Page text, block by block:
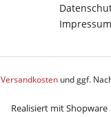
Impressum
Versandkostenund ggf.
Realisiert mit Shopware